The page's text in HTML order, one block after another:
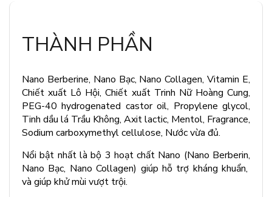
THÀNH PHẦN
Nano Berberine, Nano Bạc, Nano Collagen, Vitamin E,
Chiết xuất Lô Hội, Chiết xuất Trinh Nữ Hoàng Cung,
PEG-40 hydrogenated castor oil, Propylene glycol,
Tinh dầu lá Trầu Không, Axit lactic, Mentol, Fragrance,
Sodium carboxymethyl cellulose, Nước vừa đủ.
Nổi bật nhất là bộ 3 hoạt chất Nano (Nano Berberin,
Nano Bạc, Nano Collagen) giúp hỗ trợ kháng khuẩn,
và giúp khử mùi vượt trội.